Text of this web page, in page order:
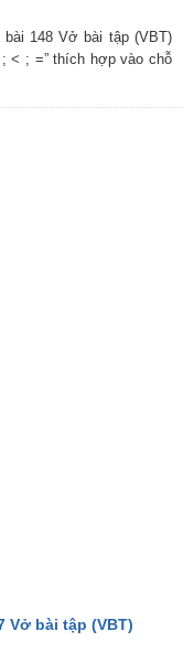
148 Vở bài tập (VBT)
< ; =” thích hợp vào chỗ
Vở bài tập (VBT)